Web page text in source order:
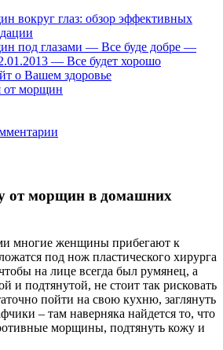
вокруг глаз: обзор эффективных
под глазами — Все буде добре —
— Все будет хорошо
о Вашем здоровье
от морщин
от морщин в домашних
многие женщины прибегают к
под нож пластического хирурга
на лице всегда был румянец, а
и подтянутой, не стоит так рисковать
пойти на свою кухню, заглянуть
– там наверняка найдется то, что
морщины, подтянуть кожу и